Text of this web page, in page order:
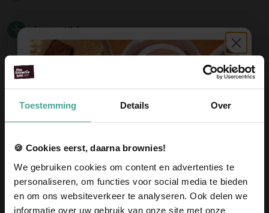
Toestemming Details Over
🍪 Cookies eerst, daarna brownies!
We gebruiken cookies om content en advertenties te
personaliseren, om functies voor social media te bieden
en om ons websiteverkeer te analyseren. Ook delen we
informatie over uw gebruik van onze site met onze
Levertijd
Brownies cadeau geven
Offerte aanvragen
Ook leuk